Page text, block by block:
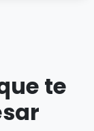
te